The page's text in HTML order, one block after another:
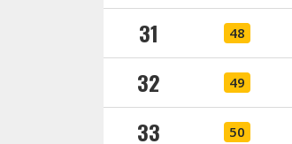
31 48
32 49
33 50